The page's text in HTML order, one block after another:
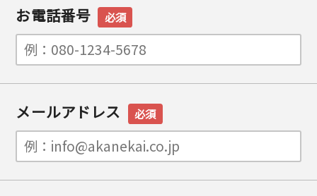
お電話番号 必須
メールアドレス 必須